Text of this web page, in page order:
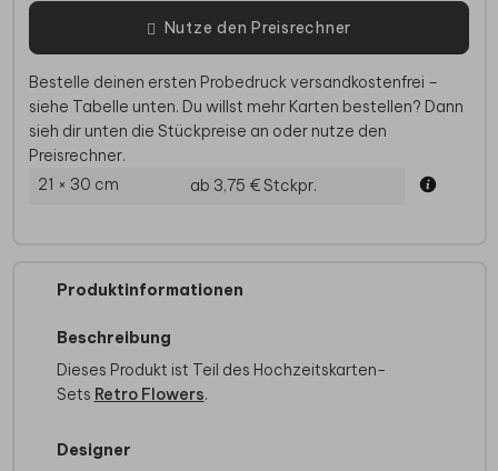
Nutze den Preisrechner
Bestelle deinen ersten Probedruck versandkostenfrei –
siehe Tabelle unten. Du willst mehr Karten bestellen? Dann
sieh dir unten die Stückpreise an oder nutze den
Preisrechner.
21 × 30 cm
ab 3,75 €Stckpr.
Produktinformationen
Beschreibung
Dieses Produkt ist Teil des Hochzeitskarten-
Sets Retro Flowers.
Designer